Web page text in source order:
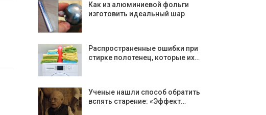
Как из алюминиевой фольги
изготовить идеальный шар
Распространенные ошибки при
стирке полотенец, которые их…
Ученые нашли способ обратить
вспять старение: «Эффект…